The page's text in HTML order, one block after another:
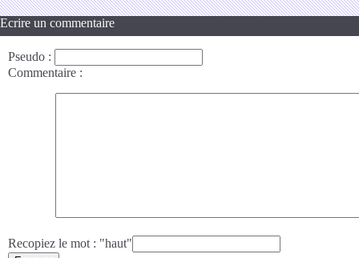
Ecrire un commentaire
Pseudo :
Commentaire :
Recopiez le mot : "haut"